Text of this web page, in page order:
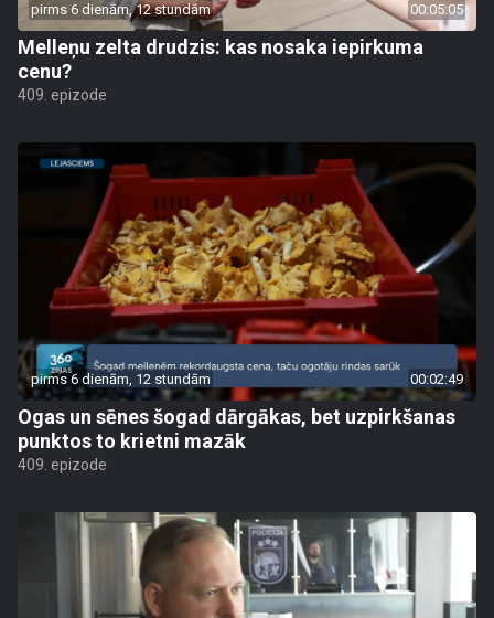
pirms 6 dienām, 12 stundām 00:05:05
Melleņu zelta drudzis: kas nosaka iepirkuma
cenu?
409. epizode
pirms 6 dienām, 12 stundām 00:02:49
Ogas un sēnes šogad dārgākas, bet uzpirkšanas
punktos to krietni mazāk
409. epizode